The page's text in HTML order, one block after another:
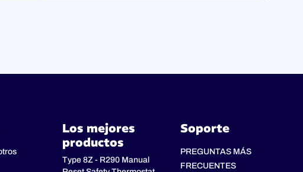
Los mejores
productos
Type 8Z - R290 Manual
Soporte
PREGUNTAS MÁS
FRECUENTES